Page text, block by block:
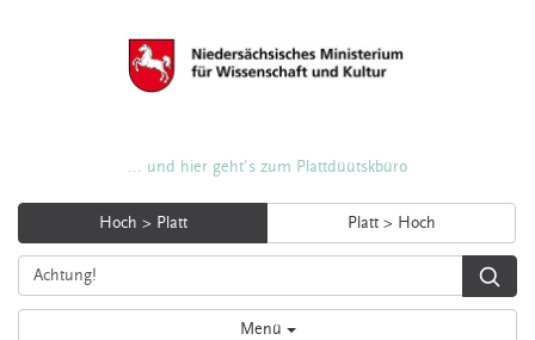
... und hier geht's zum Plattdüütskbüro
Hoch > Platt Platt > Hoch
Menü